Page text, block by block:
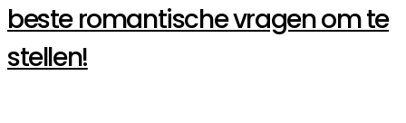
beste romantische vragen om te
stellen!